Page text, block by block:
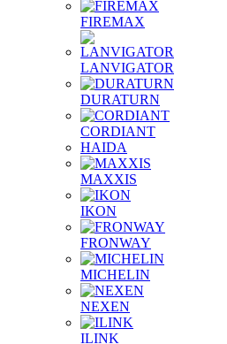
FIREMAX
LANVIGATOR
DURATURN
CORDIANT
HAIDA
MAXXIS
IKON
FRONWAY
MICHELIN
NEXEN
ILINK